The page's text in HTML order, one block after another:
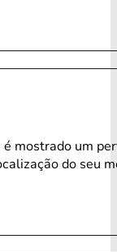
mostrado um
do seu